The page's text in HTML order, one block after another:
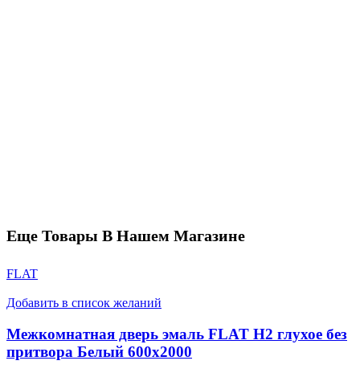
Еще Товары В Нашем Магазине
FLAT
Добавить в список желаний
Межкомнатная дверь эмаль FLAT H2 глухое без
притвора Белый 600х2000